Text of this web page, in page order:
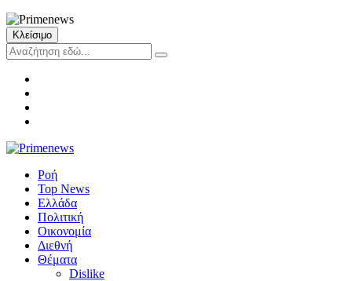
Κλείσιμο
Ροή
Top News
Ελλάδα
Πολιτική
Οικονομία
Διεθνή
Θέματα
Dislike